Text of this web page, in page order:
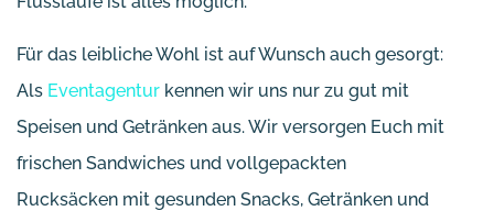
Für das leibliche Wohl ist auf Wunsch auch gesorgt:
Als Eventagentur kennen wir uns nur zu gut mit
Speisen und Getränken aus. Wir versorgen Euch mit
frischen Sandwiches und vollgepackten
Rucksäcken mit gesunden Snacks, Getränken und